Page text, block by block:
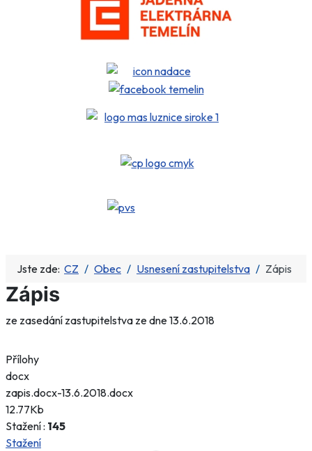
Jste zde: CZ Obec Usnesení zastupitelstva Zápis
Zápis
ze zasedání zastupitelstva ze dne 13.6.2018
Přílohy
docx
zapis.docx-13.6.2018.docx
12.77Kb
Stažení : 145
Stažení